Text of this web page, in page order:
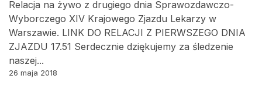
Relacja na żywo z drugiego dnia Sprawozdawczo-
Wyborczego XIV Krajowego Zjazdu Lekarzy w
Warszawie. LINK DO RELACJI Z PIERWSZEGO DNIA
ZJAZDU 17.51 Serdecznie dziękujemy za śledzenie
naszej...
26 maja 2018